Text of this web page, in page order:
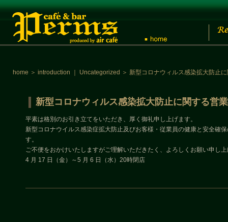
home ＞ introduction Uncategorized ＞ 新型コロナウィルス感染拡大防止
新型コロナウィルス感染拡大防止に関する営
平素は格別のお引き立てをいただき、厚く御礼申し上げます。
新型コロナウイルス感染症拡大防止及びお客様・従業員の健康と安全確
す。
ご不便をおかけいたしますがご理解いただきたく、よろしくお願い申し
4 月 17 日（金）～5 月 6 日（水）20時閉店